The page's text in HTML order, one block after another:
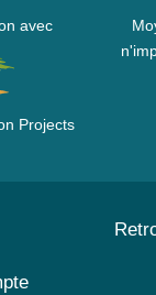
avec
Projects